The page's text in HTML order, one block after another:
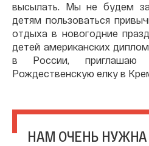
высылать. Мы не будем
детям пользоваться
отдыха в новогодние
детей американских
в России,
Рождественскую елку в
НАМ ОЧЕНЬ